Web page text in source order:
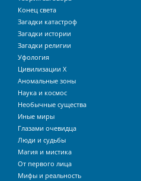
Конец света
Загадки катастроф
Загадки истории
Загадки религии
Уфология
Цивилизации Х
Аномальные зоны
Наука и космос
Необычные существа
Иные миры
Глазами очевидца
Люди и судьбы
Магия и мистика
От первого лица
Мифы и реальность